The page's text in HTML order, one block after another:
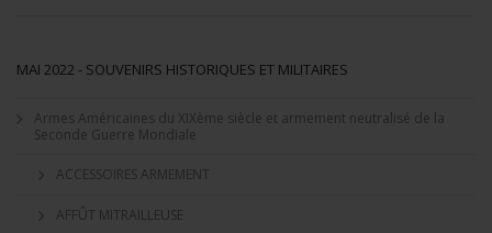
MAI 2022 - SOUVENIRS HISTORIQUES ET MILITAIRES
Armes Américaines du XIXème siècle et armement neutralisé de la
Seconde Guerre Mondiale
ACCESSOIRES ARMEMENT
AFFÛT MITRAILLEUSE